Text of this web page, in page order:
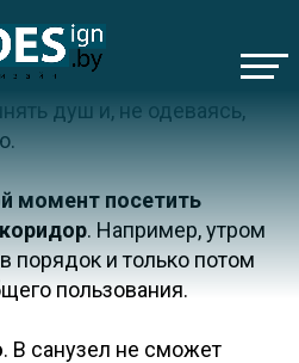
в спальне:
душ и, не одеваясь,
момент посетить
. Например, утром
порядок и только потом
пользования.
. В санузел не сможет